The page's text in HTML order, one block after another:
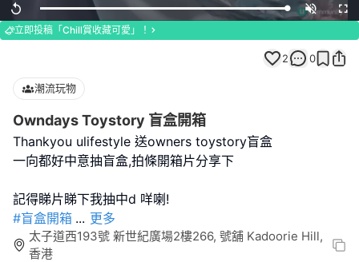
Replay Loaded:
100.00%
Unmute
立即投稿「Chill賞收藏可愛」！
2 0
潮流玩物
Owndays Toystory 盲盒開箱
Thankyou ulifestyle 送owners toystory盲盒
一向都好中意抽盲盒,拍條開箱片分享下
#盲盒開箱 ... 更多
太子道西193號 新世紀廣場2樓266, 號舖 Kadoorie Hill,
香港